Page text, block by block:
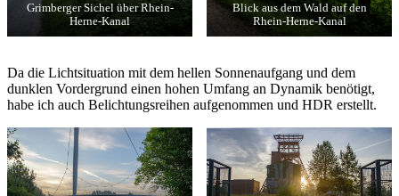
Grimberger Sichel über Rhein-
Herne-Kanal
Blick aus dem Wald auf den
Rhein-Herne-Kanal
Da die Lichtsituation mit dem hellen Sonnenaufgang und dem
dunklen Vordergrund einen hohen Umfang an Dynamik benötigt,
habe ich auch Belichtungsreihen aufgenommen und HDR erstellt.